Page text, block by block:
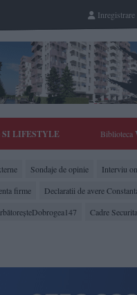
Inregistrare
SI LIFESTYLE Biblioteca
Sondaje de opinie Interviu
firme Declaratii de avere
Cadre